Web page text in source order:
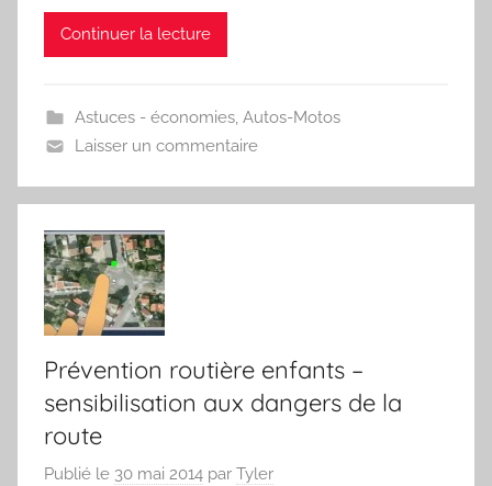
Continuer la lecture
Astuces - économies, Autos-Motos
Laisser un commentaire
Prévention routière enfants –
sensibilisation aux dangers de la
route
Publié le 30 mai 2014 par Tyler